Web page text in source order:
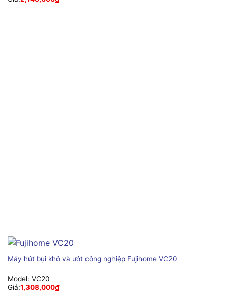
Máy hút bụi khô và ướt công nghiệp Fujihome VC20
Model: VC20
Giá:1,308,000₫